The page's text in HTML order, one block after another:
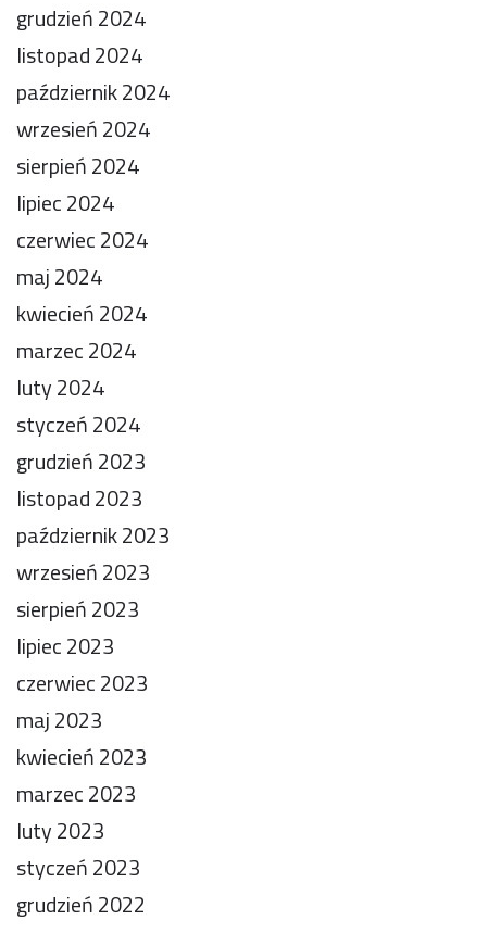
grudzień 2024
listopad 2024
październik 2024
wrzesień 2024
sierpień 2024
lipiec 2024
czerwiec 2024
maj 2024
kwiecień 2024
marzec 2024
luty 2024
styczeń 2024
grudzień 2023
listopad 2023
październik 2023
wrzesień 2023
sierpień 2023
lipiec 2023
czerwiec 2023
maj 2023
kwiecień 2023
marzec 2023
luty 2023
styczeń 2023
grudzień 2022